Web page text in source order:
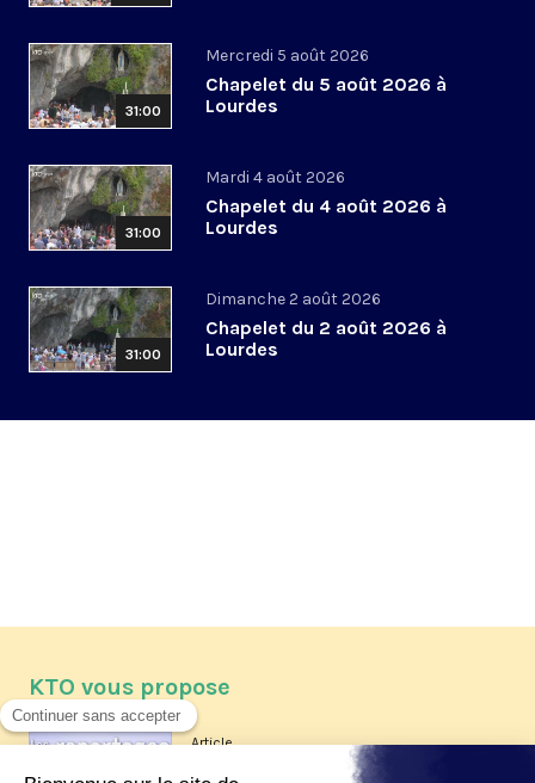
31:00
Mercredi 5 août 2026
Chapelet du 5 août 2026 à
Lourdes
31:00
Mardi 4 août 2026
Chapelet du 4 août 2026 à
Lourdes
31:00
Dimanche 2 août 2026
Chapelet du 2 août 2026 à
Lourdes
KTO vous propose
Article
Les reportages d'été 2026 de KTO